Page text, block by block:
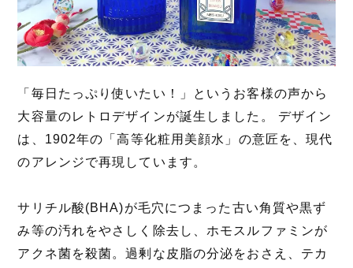
「毎日たっぷり使いたい！」というお客様の声から
大容量のレトロデザインが誕生しました。 デザイン
は、1902年の「高等化粧用美顔水」の意匠を、現代
のアレンジで再現しています。
サリチル酸(BHA)が毛穴につまった古い角質や黒ず
み等の汚れをやさしく除去し、ホモスルファミンが
アクネ菌を殺菌。過剰な皮脂の分泌をおさえ、テカ